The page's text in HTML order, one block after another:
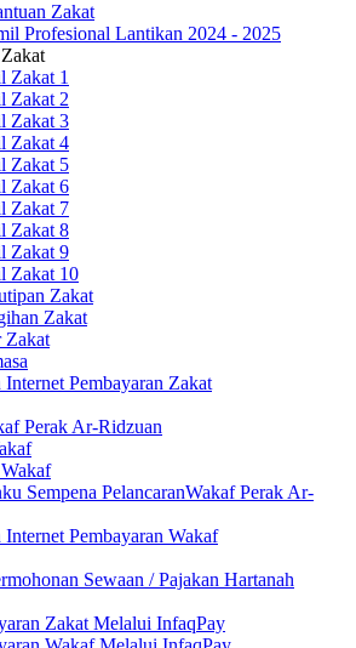
Zakat
Profesional Lantikan 2024 - 2025
Zakat 1
Zakat 2
Zakat 3
Zakat 4
Zakat 5
Zakat 6
Zakat 7
Zakat 8
Zakat 9
Zakat 10
Zakat
Zakat
Zakat
Internet Pembayaran Zakat
Perak Ar-Ridzuan
Sempena PelancaranWakaf Perak Ar-
Internet Pembayaran Wakaf
Sewaan / Pajakan Hartanah
Zakat Melalui InfaqPay